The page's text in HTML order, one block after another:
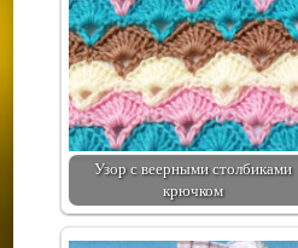
Узор с веерными столбиками
крючком